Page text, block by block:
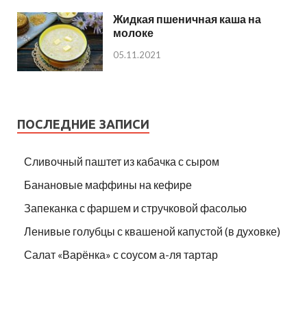
Жидкая пшеничная каша на
молоке
05.11.2021
ПОСЛЕДНИЕ ЗАПИСИ
Сливочный паштет из кабачка с сыром
Банановые маффины на кефире
Запеканка с фаршем и стручковой фасолью
Ленивые голубцы с квашеной капустой (в духовке)
Салат «Варёнка» с соусом а-ля тартар